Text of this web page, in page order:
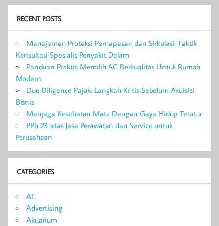
RECENT POSTS
Manajemen Proteksi Pernapasan dan Sirkulasi: Taktik
Konsultasi Spesialis Penyakit Dalam
Panduan Praktis Memilih AC Berkualitas Untuk Rumah
Modern
Due Diligence Pajak: Langkah Kritis Sebelum Akuisisi
Bisnis
Menjaga Kesehatan Mata Dengan Gaya Hidup Teratur
PPh 23 atas Jasa Perawatan dan Service untuk
Perusahaan
CATEGORIES
AC
Advertising
Akuarium